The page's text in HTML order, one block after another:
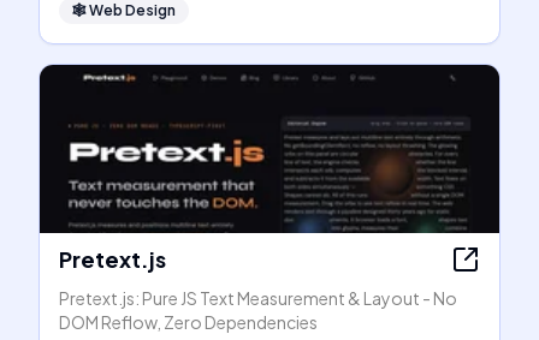
🕸Web Design
Pretext.js
Pretext.js: Pure JS Text Measurement & Layout - No
DOM Reflow, Zero Dependencies